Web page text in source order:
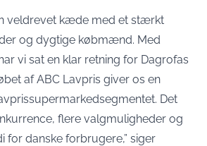
veldrevet kæde med et stærkt
og dygtige købmænd. Med
vi sat en klar retning for Dagrofas
af ABC Lavpris giver os en
Det
flere valgmuligheder og
danske forbrugere,” siger